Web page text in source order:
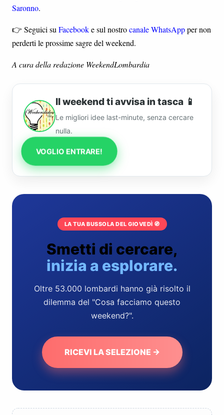
Saronno.
👉 Seguici su Facebooke sul nostrocanale WhatsAppper non
perderti le prossime sagre del weekend.
A cura della redazione WeekendLombardia
Il weekend ti avvisa in tasca 📱
Le migliori idee last-minute, senza cercare
nulla.
VOGLIO ENTRARE!
LA TUA BUSSOLA DEL GIOVEDÌ 🧭
Smetti di cercare,
inizia a esplorare.
Oltre 53.000 lombardi hanno già risolto il
dilemma del "Cosa facciamo questo
weekend?".
RICEVI LA SELEZIONE →